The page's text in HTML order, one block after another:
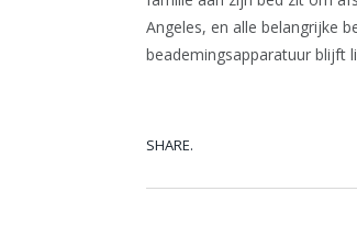
Angeles, en alle belangrijke
beademingsapparatuur blijft
SHARE.